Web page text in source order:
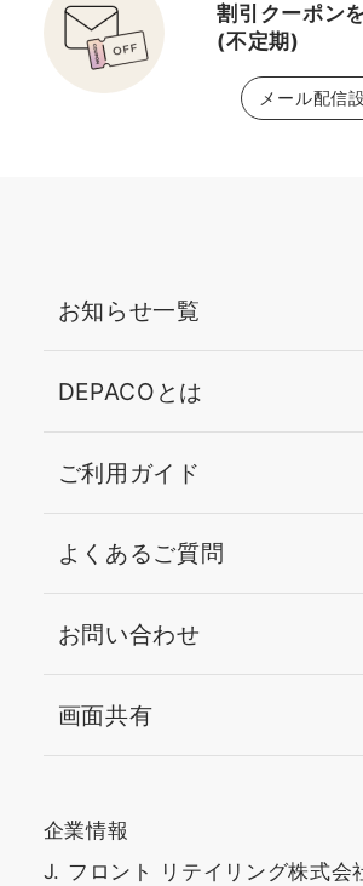
割引クーポン
(不定期)
メール配信
お知らせ一覧
DEPACOとは
ご利用ガイド
よくあるご質問
お問い合わせ
画面共有
企業情報
J. フロント リテイリング株式会